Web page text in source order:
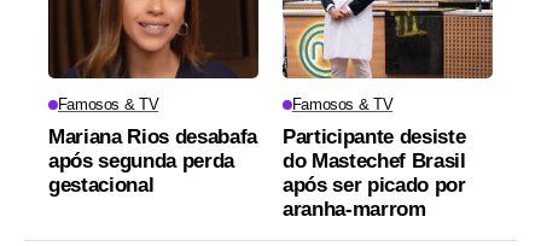
Famosos & TV
Mariana Rios desabafa
após segunda perda
gestacional
Famosos & TV
Participante desiste
do Mastechef Brasil
após ser picado por
aranha-marrom